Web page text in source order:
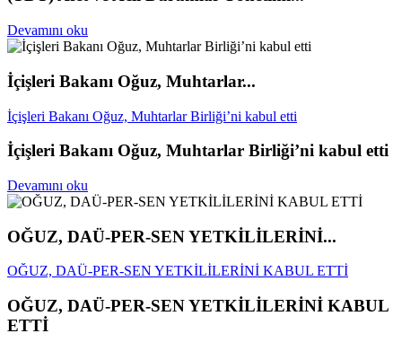
Devamını oku
İçişleri Bakanı Oğuz, Muhtarlar...
İçişleri Bakanı Oğuz, Muhtarlar Birliği’ni kabul etti
İçişleri Bakanı Oğuz, Muhtarlar Birliği’ni kabul etti
Devamını oku
OĞUZ, DAÜ-PER-SEN YETKİLİLERİNİ...
OĞUZ, DAÜ-PER-SEN YETKİLİLERİNİ KABUL ETTİ
OĞUZ, DAÜ-PER-SEN YETKİLİLERİNİ KABUL
ETTİ